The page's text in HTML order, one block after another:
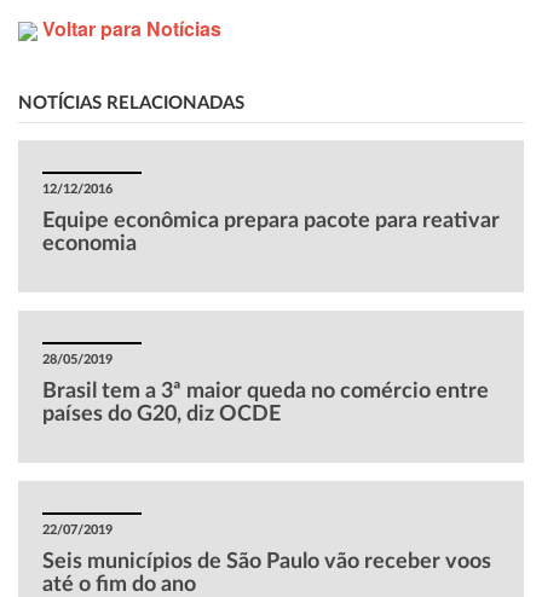
Voltar para Notícias
NOTÍCIAS RELACIONADAS
12/12/2016
Equipe econômica prepara pacote para reativar
economia
28/05/2019
Brasil tem a 3ª maior queda no comércio entre
países do G20, diz OCDE
22/07/2019
Seis municípios de São Paulo vão receber voos
até o fim do ano